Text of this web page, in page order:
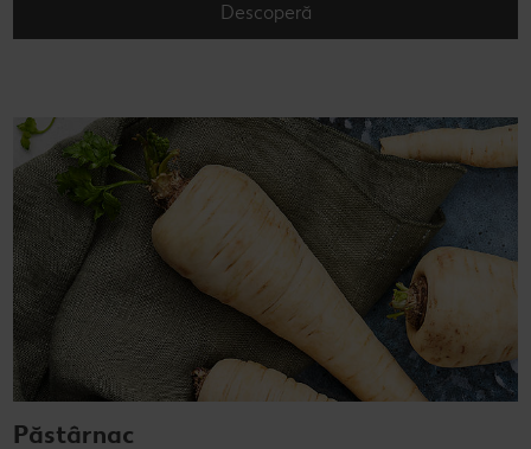
Descoperă
Păstârnac